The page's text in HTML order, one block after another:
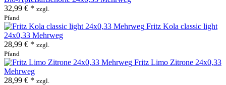
32,99 € * zzgl.
Pfand
Fritz Kola classic light
24x0,33 Mehrweg
28,99 € * zzgl.
Pfand
Fritz Limo Zitrone 24x0,33
Mehrweg
28,99 € * zzgl.